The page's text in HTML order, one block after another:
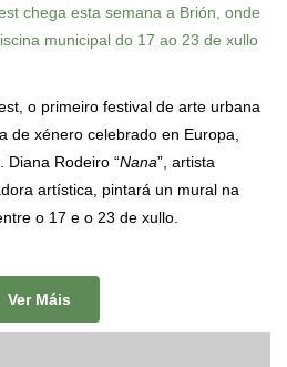
chega esta semana a Brión, onde
municipal do 17 ao 23 de xullo
o primeiro festival de arte urbana
de xénero celebrado en Europa,
Diana Rodeiro “Nana”, artista
artística, pintará un mural na
o 17 e o 23 de xullo.
Ver Máis